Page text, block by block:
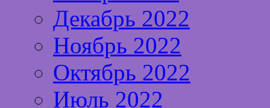
Декабрь 2022
Ноябрь 2022
Октябрь 2022
Июль 2022